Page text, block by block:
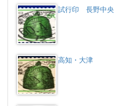
試行印 長野中央
高知・大津